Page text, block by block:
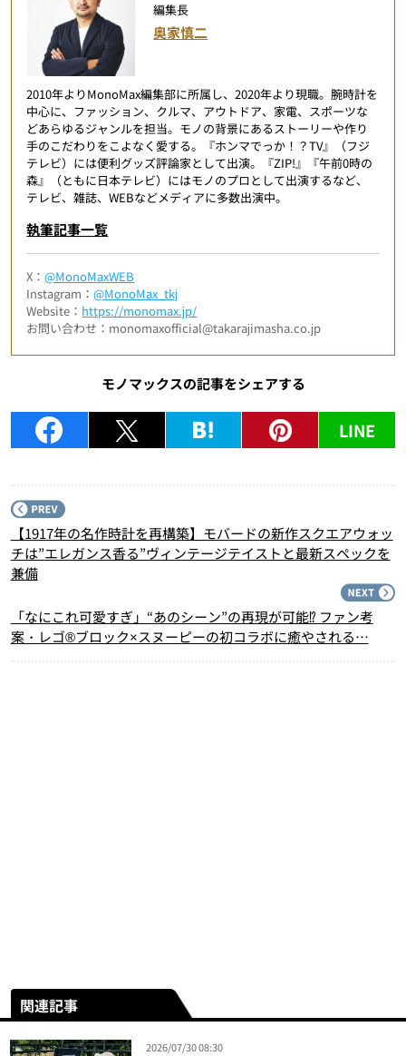
編集長
奥家慎二
2010年よりMonoMax編集部に所属し、2020年より現職。腕時計を
中心に、ファッション、クルマ、アウトドア、家電、スポーツな
どあらゆるジャンルを担当。モノの背景にあるストーリーや作り
手のこだわりをこよなく愛する。『ホンマでっか！？TV』（フジ
テレビ）には便利グッズ評論家として出演。『ZIP!』『午前0時の
森』（ともに日本テレビ）にはモノのプロとして出演するなど、
テレビ、雑誌、WEBなどメディアに多数出演中。
執筆記事一覧
X：@MonoMaxWEB
Instagram：@MonoMax_tkj
Website： https://monomax.jp/
お問い合わせ：monomaxofficial@takarajimasha.co.jp
モノマックスの記事をシェアする
LINE
【1917年の名作時計を再構築】モバードの新作スクエアウォッ
チは”エレガンス香る”ヴィンテージテイストと最新スペックを
兼備
「なにこれ可愛すぎ」“あのシーン”の再現が可能⁉ ファン考
案・レゴ®ブロック×スヌーピーの初コラボに癒やされる…
関連記事
2026/07/30 08:30